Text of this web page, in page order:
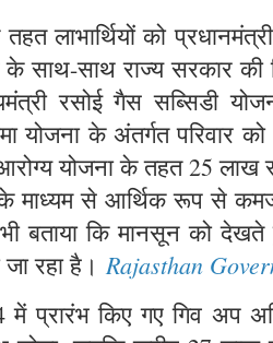
लाभार्थियों को
के साथ-साथ राज्य सरकार
रसोई गैस सब्सिडी
योजना के अंतर्गत परिवार
योजना के तहत 25
माध्यम से आर्थिक रूप से
बताया कि मानसून को देखते
रहा है। Rajasthan
में प्रारंभ किए गए गिव अप